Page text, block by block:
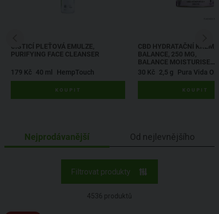
ČISTICÍ PLEŤOVÁ EMULZE,
PURIFYING FACE CLEANSER
179 Kč 40 ml HempTouch
KOUPIT
CBD HYDRATAČNÍ KRÉM,
BALANCE, 250 MG,
BALANCE MOISTURISER
LAVENDER
30 Kč 2,5 g Pura Vida
KOUPIT
Nejprodávanější Od nejlevnějšího
Filtrovat produkty
4536 produktů